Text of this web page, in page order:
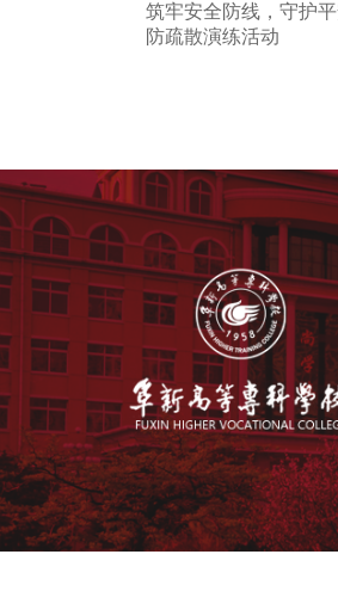
筑牢安全防线，守护
防疏散演练活动